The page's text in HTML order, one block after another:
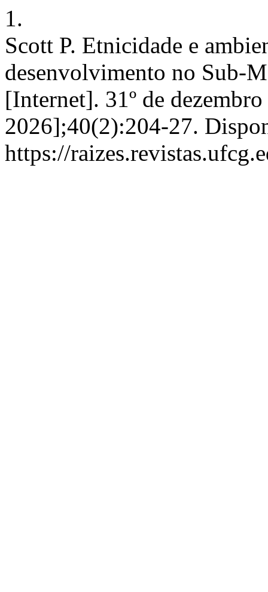
1.
Scott P. Etnicidade e
desenvolvimento no Sub-
[Internet]. 31º de
2026];40(2):204-27.
https://